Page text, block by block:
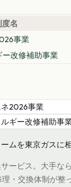
名
事業
改修補助事業
2026事業
ギー改修補助事
ムを東京ガスに
ービス。大手な
・交換体制が整